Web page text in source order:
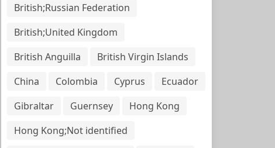
British;Russian Federation
British;United Kingdom
British Anguilla
British Virgin Islands
China
Colombia Cyprus
Ecuador
Gibraltar
Guernsey
Hong Kong
Hong Kong;Not identified